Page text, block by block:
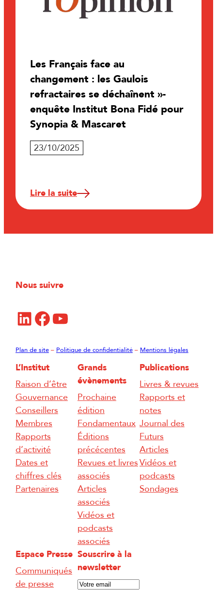
Les Français face au
changement : les Gaulois
refractaires se déchaînent »-
enquête Institut Bona Fidé pour
Synopia & Mascaret
23/10/2025
Lire la suite
Nous suivre
LinkedIn Facebook YouTube
Plan de site – Politique de confidentialité – Mentions légales
L’Institut
Raison d’être
Gouvernance
Conseillers
Membres
Rapports
d’activité
Dates et
chiffres clés
Partenaires
Grands
évènements
Prochaine
édition
Fondamentaux
Éditions
précécentes
Revues et livres
associés
Articles
associés
Vidéos et
podcasts
associés
Publications
Livres & revues
Rapports et
notes
Journal des
Futurs
Articles
Vidéos et
podcasts
Sondages
Espace Presse
Communiqués
de presse
Souscrire à la
newsletter
E